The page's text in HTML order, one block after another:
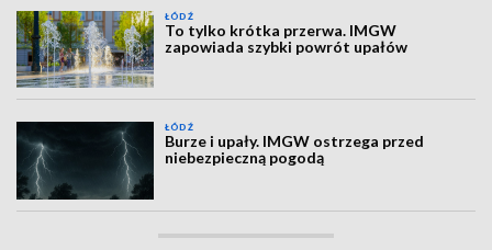
ŁÓDŹ
To tylko krótka przerwa. IMGW
zapowiada szybki powrót upałów
ŁÓDŹ
Burze i upały. IMGW ostrzega przed
niebezpieczną pogodą